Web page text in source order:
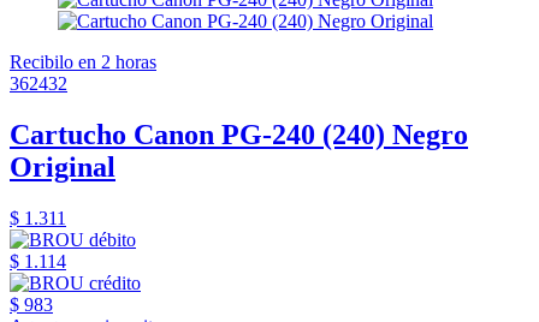
Recibilo en 2 horas
362432
Cartucho Canon PG-240 (240) Negro
Original
$ 1.311
$ 1.114
$ 983